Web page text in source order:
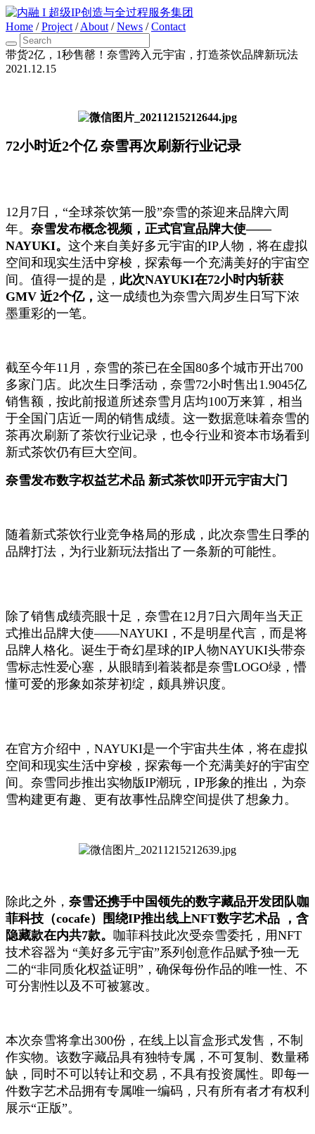
Home /Project /About /News /Contact
带货2亿，1秒售罄！奈雪跨入元宇宙，打造茶饮品牌新玩法
2021.12.15
72小时近2个亿 奈雪再次刷新行业记录
12月7日，“全球茶饮第一股”奈雪的茶迎来品牌六周
年。 奈雪发布概念视频，正式官宣品牌大使——
NAYUKI。 这个来自美好多元宇宙的IP人物，将在虚拟
空间和现实生活中穿梭，探索每一个充满美好的宇宙空
间。值得一提的是， 此次NAYUKI在72小时内斩获
GMV 近2个亿， 这一成绩也为奈雪六周岁生日写下浓
墨重彩的一笔。
截至今年11月，奈雪的茶已在全国80多个城市开出700
多家门店。此次生日季活动，奈雪72小时售出1.9045亿
销售额，按此前报道所述奈雪月店均100万来算，相当
于全国门店近一周的销售成绩。这一数据意味着奈雪的
茶再次刷新了茶饮行业记录，也令行业和资本市场看到
新式茶饮仍有巨大空间。
奈雪发布数字权益艺术品 新式茶饮叩开元宇宙大门
随着新式茶饮行业竞争格局的形成，此次奈雪生日季的
品牌打法，为行业新玩法指出了一条新的可能性。
除了销售成绩亮眼十足，奈雪在12月7日六周年当天正
式推出品牌大使——NAYUKI，不是明星代言，而是将
品牌人格化。诞生于奇幻星球的IP人物NAYUKI头带奈
雪标志性爱心塞，从眼睛到着装都是奈雪LOGO绿，懵
懂可爱的形象如茶芽初绽，颇具辨识度。
在官方介绍中，NAYUKI是一个宇宙共生体，将在虚拟
空间和现实生活中穿梭，探索每一个充满美好的宇宙空
间。奈雪同步推出实物版IP潮玩，IP形象的推出，为奈
雪构建更有趣、更有故事性品牌空间提供了想象力。
除此之外， 奈雪还携手中国领先的数字藏品开发团队咖
菲科技（cocafe）围绕IP推出线上NFT数字艺术品
，含
隐藏款在内共7款。 咖菲科技此次受奈雪委托，用NFT
技术容器为 “美好多元宇宙”系列创意作品赋予独一无
二的“非同质化权益证明”，确保每份作品的唯一性、不
可分割性以及不可被篡改。
本次奈雪将拿出300份，在线上以盲盒形式发售，不制
作实物。该数字藏品具有独特专属，不可复制、数量稀
缺，同时不可以转让和交易，不具有投资属性。即每一
件数字艺术品拥有专属唯一编码，只有所有者才有权利
展示“正版”。